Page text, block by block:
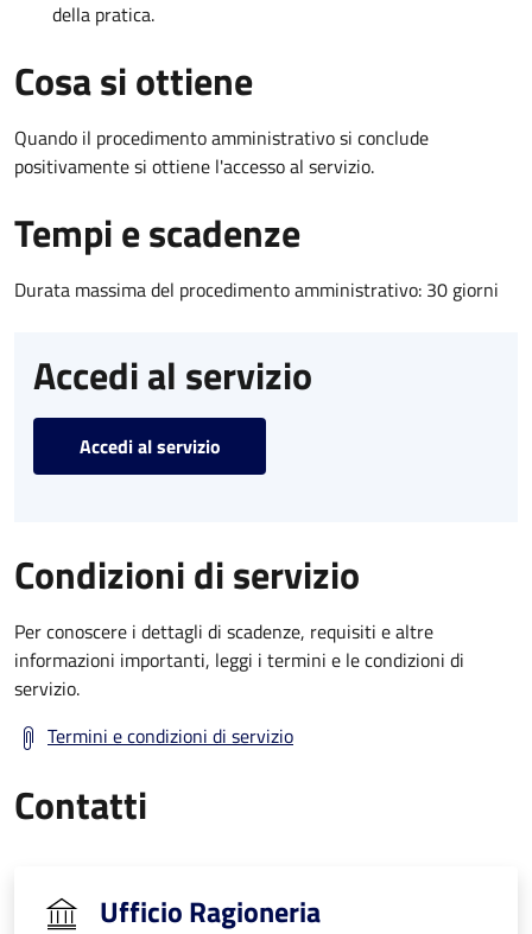
della pratica.
Cosa si ottiene
Quando il procedimento amministrativo si conclude
positivamente si ottiene l'accesso al servizio.
Tempi e scadenze
Durata massima del procedimento amministrativo: 30 giorni
Accedi al servizio
Accedi al servizio
Condizioni di servizio
Per conoscere i dettagli di scadenze, requisiti e altre
informazioni importanti, leggi i termini e le condizioni di
servizio.
Termini e condizioni di servizio
Contatti
Ufficio Ragioneria